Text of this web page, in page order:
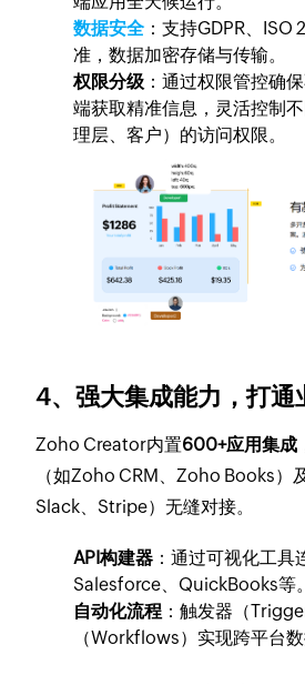
数据安全 ：支持GDPR、
准，数据加密存储与传输。
权限分级 ：通过权限管控确
端获取精准信息，灵活控制
理层、客户）的访问权限。
4、强大集成能力，打通
Zoho Creator内置600+应用集成
（如Zoho CRM、Zoho Books）
Slack、Stripe）无缝对接。
API构建器 ：通过可视化工具
Salesforce、QuickBooks等。
自动化流程 ：触发器（
（Workflows）实现跨平台数